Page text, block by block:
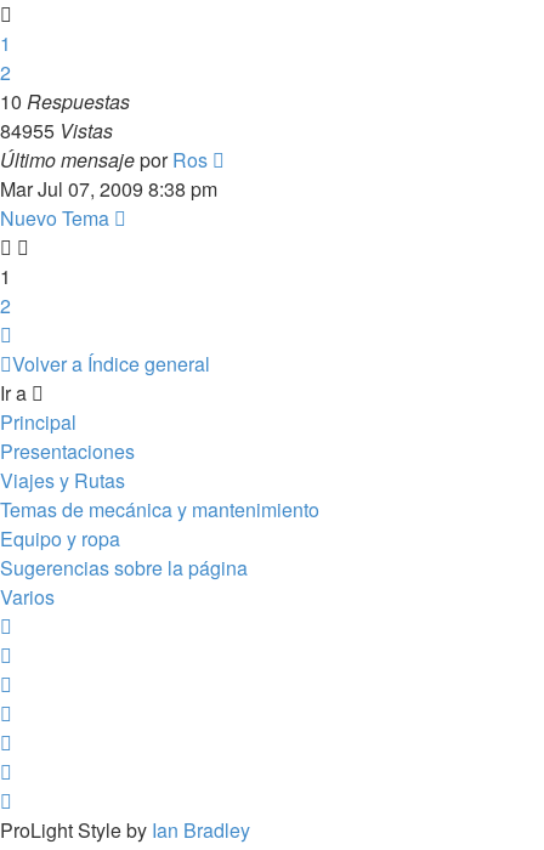
1
2
10 Respuestas
84955 Vistas
Último mensajeporRos
Mar Jul 07, 2009 8:38 pm
Nuevo Tema
1
2
Volver a Índice general
Ir a
Principal
Presentaciones
Viajes y Rutas
Temas de mecánica y mantenimiento
Equipo y ropa
Sugerencias sobre la página
Varios
ProLight Style by Ian Bradley